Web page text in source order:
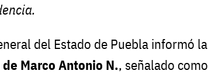
del Estado de Puebla informó la
Marco Antonio N., señalado como